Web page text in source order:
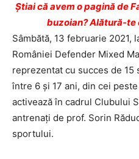
Ştiai că avem o pagină de
buzoian? Alătură-
Sâmbătă, 13 februarie 2021,
României Defender Mixed
reprezentat cu succes de
între 6 și 17 ani, din cei
activează în cadrul Clubului
antrenați de prof. Sorin
sportului.